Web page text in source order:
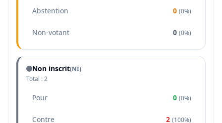
Abstention 0 (0%)
Non-votant 0 (0%)
Non inscrit(NI)
Total :2
Pour 0 (0%)
Contre 2 (100%)